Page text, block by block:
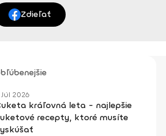
Zdieľať
Júl 2026
kráľovná leta - najlepšie
recepty, ktoré musíte